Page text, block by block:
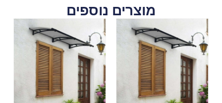
מוצרים נוספים